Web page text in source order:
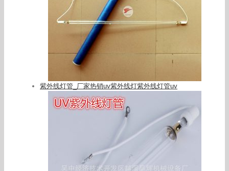
紫外线灯管_厂家热销uv紫外线灯紫外线灯管uv